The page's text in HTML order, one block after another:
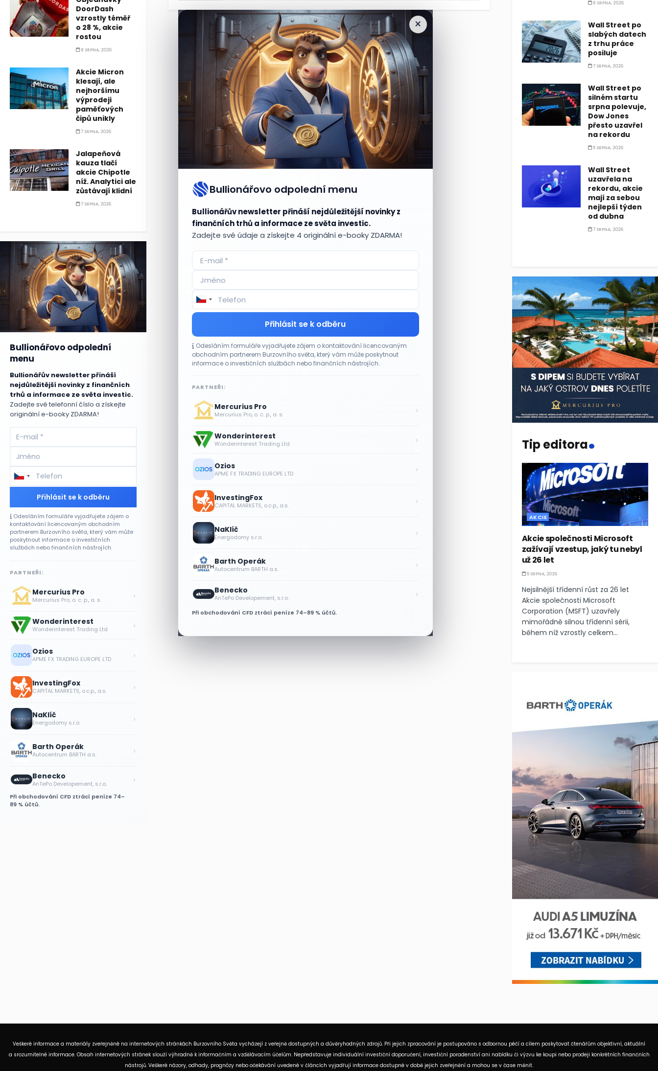
×
Bullionářovo odpolední menu
Bullionářův newsletter přináší nejdůležitější novinky z
finančních trhů a informace ze světa investic.
Zadejte své údaje a získejte 4 originální e-booky ZDARMA!
Přihlásit se k odběru
Odesláním formuláře vyjadřujete zájem o kontaktování licencovaným
obchodním partnerem Burzovního světa, který vám může poskytnout
informace o investičních službách nebo finančních nástrojích.
PARTNEŘI:
Mercurius Pro
Mercurius Pro, o. c. p., a. s. ›
Wonderinterest
Wonderinterest Trading Ltd ›
Ozios
APME FX TRADING EUROPE LTD ›
InvestingFox
CAPITAL MARKETS, o.c.p., a.s. ›
NaKlíč
Energodomy s.r.o. ›
Barth Operák
Autocentrum BARTH a.s. ›
Benecko
AnTePo Developement, s.r.o. ›
Při obchodování CFD ztrácí peníze 74–89 % účtů.
DoorDash
vzrostly téměř
o 28 %, akcie
rostou
8 SRPNA, 2026
Akcie Micron
klesají, ale
nejhoršímu
výprodeji
paměťových
čipů unikly
7 SRPNA, 2026
Jalapeňová
kauza tlačí
akcie Chipotle
níž. Analytici ale
zůstávají klidní
7 SRPNA, 2026
Bullionářovo odpolední
menu
Bullionářův newsletter přináší
nejdůležitější novinky z finančních
trhů a informace ze světa investic.
Zadejte své telefonní číslo a získejte
originální e-booky ZDARMA!
Přihlásit se k odběru
Odesláním formuláře vyjadřujete zájem o
kontaktování licencovaným obchodním
partnerem Burzovního světa, který vám může
poskytnout informace o investičních
službách nebo finančních nástrojích.
PARTNEŘI:
Mercurius Pro
Mercurius Pro, o. c. p., a. s. ›
Wonderinterest
Wonderinterest Trading Ltd ›
Ozios
APME FX TRADING EUROPE LTD ›
InvestingFox
CAPITAL MARKETS, o.c.p., a.s. ›
NaKlíč
Energodomy s.r.o. ›
Barth Operák
Autocentrum BARTH a.s. ›
Benecko
AnTePo Developement, s.r.o. ›
Při obchodování CFD ztrácí peníze 74–
89 % účtů.
8 SRPNA, 2026
Wall Street po
slabých datech
z trhu práce
posiluje
7 SRPNA, 2026
Wall Street po
silném startu
srpna polevuje,
Dow Jones
přesto uzavřel
na rekordu
5 SRPNA, 2026
Wall Street
uzavřela na
rekordu, akcie
mají za sebou
nejlepší týden
od dubna
7 SRPNA, 2026
Tip editora.
AKCIE
Akcie společnosti Microsoft
zažívají vzestup, jaký tu nebyl
už 26 let
5 SRPNA, 2026
Nejsilnější třídenní růst za 26 let
Akcie společnosti Microsoft
Corporation (MSFT) uzavřely
mimořádně silnou třídenní sérii,
během níž vzrostly celkem...
Veškeré informace a materiály zveřejněné na internetových stránkách Burzovního Světa vycházejí z veřejně dostupných a důvěryhodných zdrojů. Při jejich zpracování je postupováno s odbornou péčí a cílem poskytovat čtenářům objektivní, aktuální
a srozumitelné informace. Obsah internetových stránek slouží výhradně k informačním a vzdělávacím účelům. Nepředstavuje individuální investiční doporučení, investiční poradenství ani nabídku či výzvu ke koupi nebo prodeji konkrétních finančních
nástrojů. Veškeré názory, odhady, prognózy nebo očekávání uvedené v článcích vyjadřují informace dostupné v době jejich zveřejnění a mohou se v čase měnit.